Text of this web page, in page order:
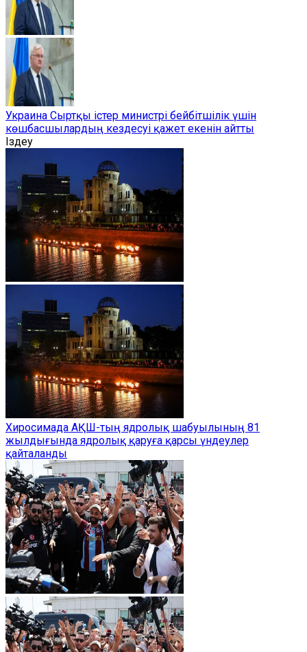
Украина Сыртқы істер министрі бейбітшілік үшін
көшбасшылардың кездесуі қажет екенін айтты
Іздеу
Хиросимада АҚШ-тың ядролық шабуылының 81
жылдығында ядролық қаруға қарсы үндеулер
қайталанды